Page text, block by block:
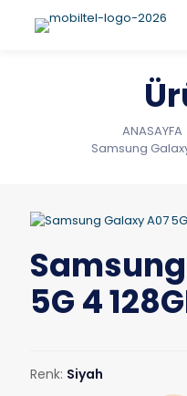
ANASAYFA
Samsung
5G 4
Renk: Siyah